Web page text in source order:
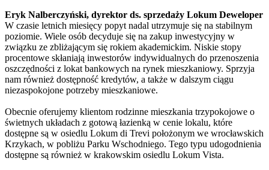
Eryk Nalberczyński, dyrektor ds. sprzedaży Lokum Deweloper
W czasie letnich miesięcy popyt nadal utrzymuje się na stabilnym
poziomie. Wiele osób decyduje się na zakup inwestycyjny w
związku ze zbliżającym się rokiem akademickim. Niskie stopy
procentowe skłaniają inwestorów indywidualnych do przenoszenia
oszczędności z lokat bankowych na rynek mieszkaniowy. Sprzyja
nam również dostępność kredytów, a także w dalszym ciągu
niezaspokojone potrzeby mieszkaniowe.
Obecnie oferujemy klientom rodzinne mieszkania trzypokojowe o
świetnych układach z gotową łazienką w cenie lokalu, które
dostępne są w osiedlu Lokum di Trevi położonym we wrocławskich
Krzykach, w pobliżu Parku Wschodniego. Tego typu udogodnienia
dostępne są również w krakowskim osiedlu Lokum Vista.